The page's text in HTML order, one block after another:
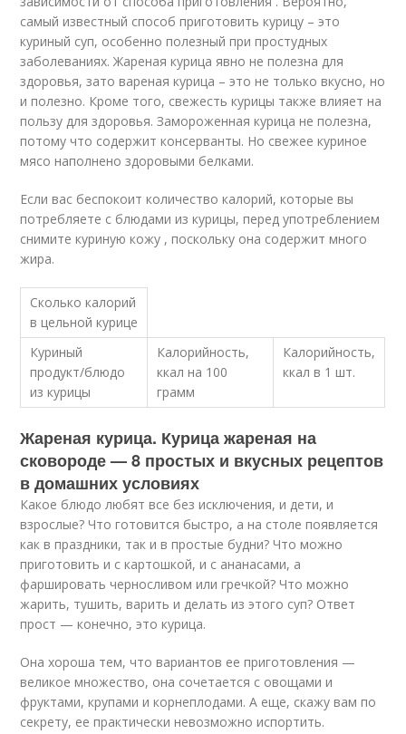
самый известный способ приготовить курицу – это
куриный суп, особенно полезный при простудных
заболеваниях. Жареная курица явно не полезна для
здоровья, зато вареная курица – это не только вкусно, но
и полезно. Кроме того, свежесть курицы также влияет на
пользу для здоровья. Замороженная курица не полезна,
потому что содержит консерванты. Но свежее куриное
мясо наполнено здоровыми белками.
Если вас беспокоит количество калорий, которые вы
потребляете с блюдами из курицы, перед употреблением
снимите куриную кожу , поскольку она содержит много
жира.
Сколько калорий
в цельной курице
Куриный
продукт/блюдо
из курицы
Калорийность,
ккал на 100
грамм
Калорийность,
ккал в 1 шт.
Жареная курица. Курица жареная на
сковороде — 8 простых и вкусных рецептов
в домашних условиях
Какое блюдо любят все без исключения, и дети, и
взрослые? Что готовится быстро, а на столе появляется
как в праздники, так и в простые будни? Что можно
приготовить и с картошкой, и с ананасами, а
фаршировать черносливом или гречкой? Что можно
жарить, тушить, варить и делать из этого суп? Ответ
прост — конечно, это курица.
Она хороша тем, что вариантов ее приготовления —
великое множество, она сочетается с овощами и
фруктами, крупами и корнеплодами. А еще, скажу вам по
секрету, ее практически невозможно испортить.